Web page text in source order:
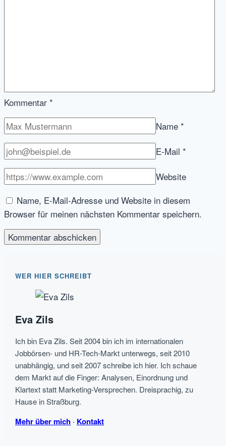
und
es
nächstes
Mal
noch
bessere
HR
Prototypen
Kommentar *
Name *
E-Mail *
Website
Name, E-Mail-Adresse und Website in diesem
Browser für meinen nächsten Kommentar speichern.
WER HIER SCHREIBT
Eva Zils
Ich bin Eva Zils. Seit 2004 bin ich im internationalen
Jobbörsen- und HR-Tech-Markt unterwegs, seit 2010
unabhängig, und seit 2007 schreibe ich hier. Ich schaue
dem Markt auf die Finger: Analysen, Einordnung und
Klartext statt Marketing-Versprechen. Dreisprachig, zu
Hause in Straßburg.
Mehr über mich · Kontakt